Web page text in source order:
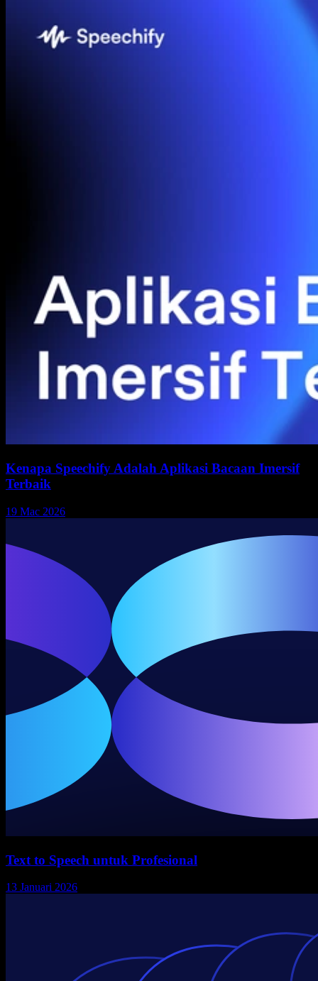
Kenapa Speechify Adalah Aplikasi Bacaan Imersif
Terbaik
19 Mac 2026
Text to Speech untuk Profesional
13 Januari 2026